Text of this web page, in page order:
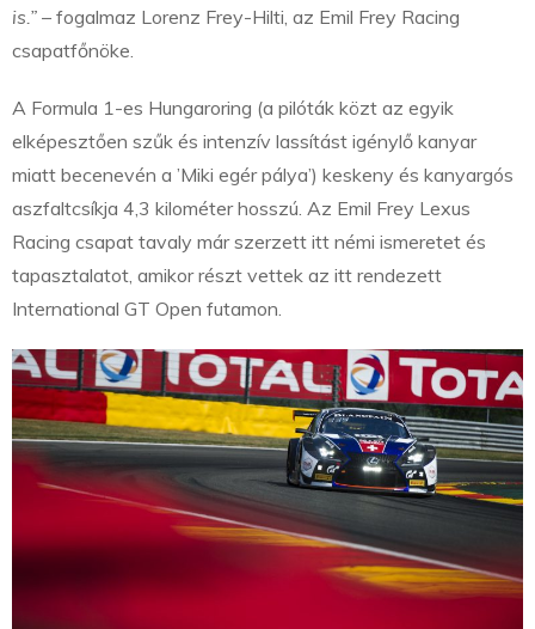
is.” – fogalmaz Lorenz Frey-Hilti, az Emil Frey Racing
csapatfőnöke.
A Formula 1-es Hungaroring (a pilóták közt az egyik
elképesztően szűk és intenzív lassítást igénylő kanyar
miatt becenevén a ’Miki egér pálya’) keskeny és kanyargós
aszfaltcsíkja 4,3 kilométer hosszú. Az Emil Frey Lexus
Racing csapat tavaly már szerzett itt némi ismeretet és
tapasztalatot, amikor részt vettek az itt rendezett
International GT Open futamon.